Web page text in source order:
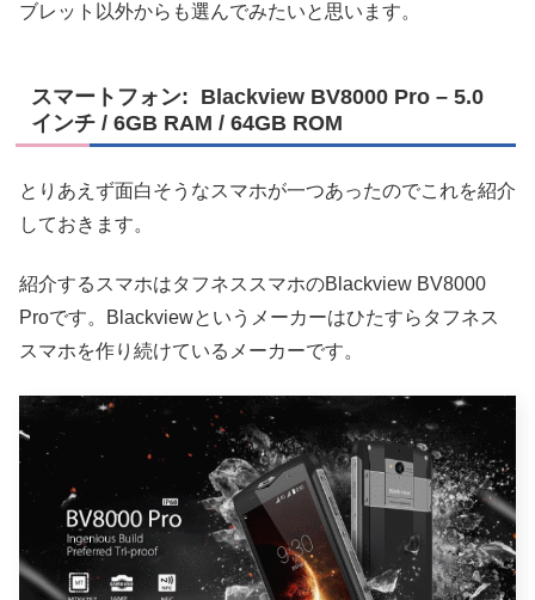
ブレット以外からも選んでみたいと思います。
スマートフォン: Blackview BV8000 Pro – 5.0
インチ / 6GB RAM / 64GB ROM
とりあえず面白そうなスマホが一つあったのでこれを紹介
しておきます。
紹介するスマホはタフネススマホのBlackview BV8000
Proです。Blackviewというメーカーはひたすらタフネス
スマホを作り続けているメーカーです。